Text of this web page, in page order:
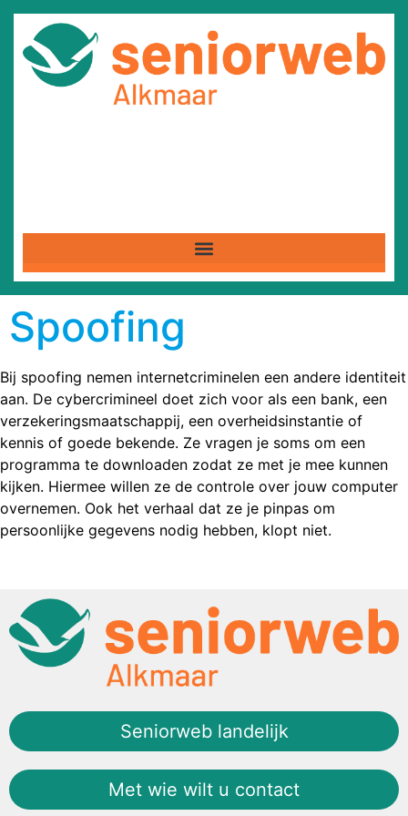
Spoofing
Bij spoofing nemen internetcriminelen een andere identiteit
aan. De cybercrimineel doet zich voor als een bank, een
verzekeringsmaatschappij, een overheidsinstantie of
kennis of goede bekende. Ze vragen je soms om een
programma te downloaden zodat ze met je mee kunnen
kijken. Hiermee willen ze de controle over jouw computer
overnemen. Ook het verhaal dat ze je pinpas om
persoonlijke gegevens nodig hebben, klopt niet.
Seniorweb landelijk
Met wie wilt u contact